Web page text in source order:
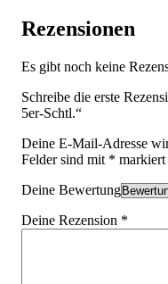
Rezensionen
Es gibt noch keine
Schreibe die erste
5er-Schtl.“
Deine E-Mail-Adresse
Felder sind mit * markiert
Deine Bewertung
Deine Rezension *